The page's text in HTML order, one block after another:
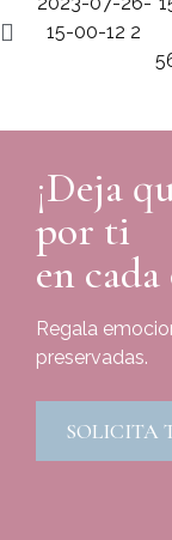
¡Deja
por ti
en
Regala
preservadas.
SOLICITA